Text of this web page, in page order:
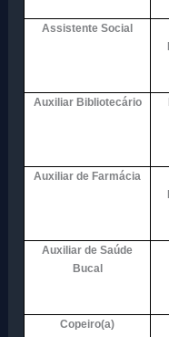
Assistente Social
Auxiliar Bibliotecário
Auxiliar de Farmácia
Auxiliar de Saúde
Bucal
Copeiro(a)